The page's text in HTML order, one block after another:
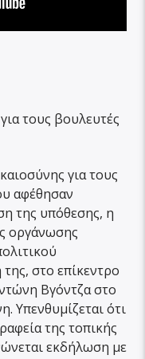
τους βουλευτές
για τους
αφέθησαν
της υπόθεσης, η
οργάνωσης
στο επίκεντρο
Βγόντζα στο
Υπενθυμίζεται ότι
της τοπικής
εκδήλωση με